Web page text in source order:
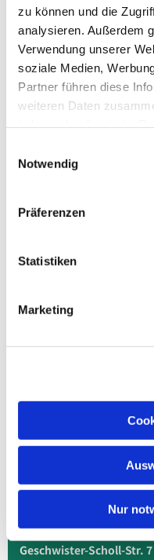
zu können und die
analysieren. Außerdem
Verwendung unserer
soziale Medien,
Partner führen diese
weiteren Daten
Notwendig
Präferenzen
Statistiken
Marketing
Nur
Dies
Ev. Kirche in Dahme/
Geschwister-Scholl-Str. 7